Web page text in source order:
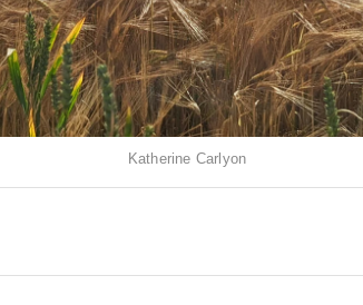
Katherine Carlyon